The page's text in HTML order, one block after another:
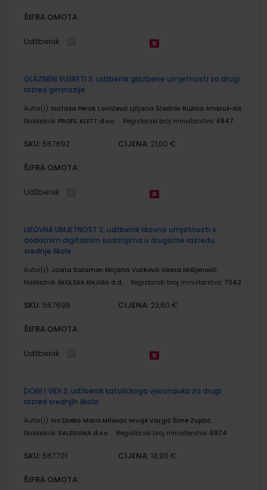
ŠIFRA OMOTA:
Udžbenik
GLAZBENI SUSRETI 2; udžbenik glazbene umjetnosti za drugi
razred gimnazije
Autor(i): Nataša Perak Lovričević Ljiljana Ščedrov Ružica Ambruš-Kiš
Nakladnik: PROFIL KLETT d.o.o. Registarski broj ministarstva: 6847
SKU: 567692 CIJENA: 21,00 €
ŠIFRA OMOTA:
Udžbenik
LIKOVNA UMJETNOST 2; udžbenik likovne umjetnosti s
dodatnim digitalnim sadržajima u drugome razredu
srednje škole
Autor(i): Jasna Salamon Mirjana Vučković Vesna Mišljenović
Nakladnik: ŠKOLSKA KNJIGA d.d. Registarski broj ministarstva: 7042
SKU: 567698 CIJENA: 23,60 €
ŠIFRA OMOTA:
Udžbenik
DOĐI I VIDI 2; udžbenik katoličkoga vjeronauka za drugi
razred srednjih škola
Autor(i): Ivo Džeba Mario Milovac Hrvoje Vargić Šime Zupčić
Nakladnik: SALESIANA d.o.o. Registarski broj ministarstva: 6974
SKU: 567701 CIJENA: 18,90 €
ŠIFRA OMOTA: